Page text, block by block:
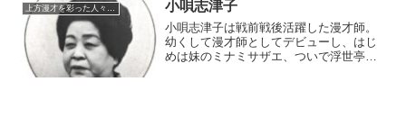
上方漫才を彩った人々（仮） 小唄志津子
小唄志津子は戦前戦後活躍した漫才師。
幼くして漫才師としてデビューし、はじ
めは妹のミナミサザエ、ついで浮世亭夢